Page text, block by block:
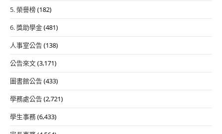
5. 榮譽榜(182)
6. 獎助學金(481)
人事室公告(138)
公告來文(3,171)
圖書館公告(433)
學務處公告(2,721)
學生事務(6,433)